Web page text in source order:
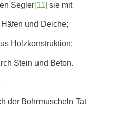
Segler[11] sie mit
und Deiche;
Holzkonstruktion:
Stein und Beton.
der Bohrmuscheln Tat